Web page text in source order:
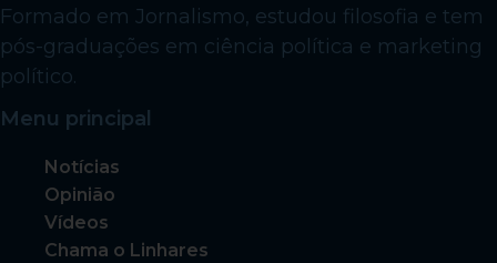
Formado em Jornalismo, estudou filosofia e tem
pós-graduações em ciência política e marketing
político.
Menu principal
Notícias
Opinião
Vídeos
Chama o Linhares